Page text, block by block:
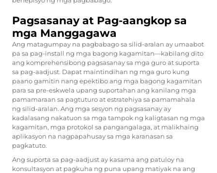
Pagsasanay at Pag-aangkop sa
mga Manggagawa
Ang matagumpay na pagbabago sa silid-aralan ay umaabot
pa sa pag-install ng mga bagong kagamitan—kabilang dito
ang komprehensibong pagsasanay sa mga guro at suporta
sa pag-aadjust. Dapat maintindihan ng mga guro kung
paano gamitin nang epektibo ang mga bagong kagamitan
para sa pre-eskwela upang suportahan ang kanilang mga
pamamaraan sa pagtuturo at estratehiya sa pamamahala
ng silid-aralan. Ang mga sesyon ng pagsasanay ay
kadalasang nakatuon sa mga tampok ng kaligtasan ng mga
kagamitan, mga protokol sa pangangalaga, at malikhaing
aplikasyon na nagpapahusay sa mga karanasan sa
pagkatuto.
Ang suporta sa pag-aadjust ay kasama ang patuloy na
konsultasyon at pagkuha ng puna upang matiyak na ang